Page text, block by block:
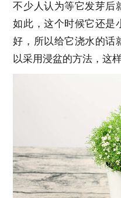
不少人认为等它发芽后
如此，这个时候它还是
好，所以给它浇水的话
以采用浸盆的方法，这